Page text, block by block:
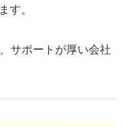
。
サポートが厚い会社